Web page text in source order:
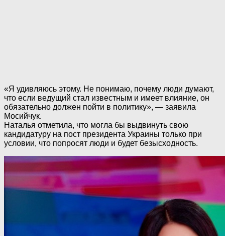
«Я удивляюсь этому. Не понимаю, почему люди думают,
что если ведущий стал известным и имеет влияние, он
обязательно должен пойти в политику», — заявила
Мосийчук.
Наталья отметила, что могла бы выдвинуть свою
кандидатуру на пост президента Украины только при
условии, что попросят люди и будет безысходность.